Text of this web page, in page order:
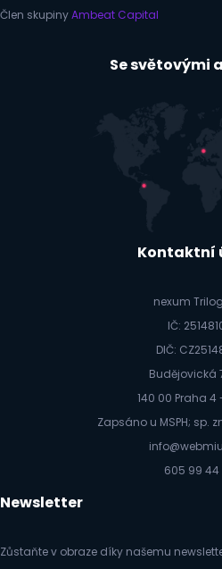
Člen skupinyAmbeat Capital
Se světovými
Kontaktní
nexum
IČ:
DIČ:
Budějovická
140 00 Praha 4
Zapsáno u MSPH; sp.
605 99 44
Newsletter
Zůstaňte v obraze díky našemu